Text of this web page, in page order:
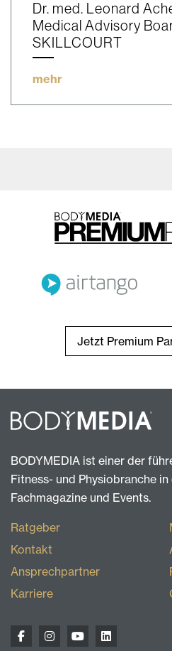
Dr. med. Leonard
Medical Advisory
SKILLCOURT
mehr
Jetzt Premium
BODYMEDIA ist einer der
Fitness- und Physiobranche
Fachmagazine und Events.
Ratgeber
Kontakt
Ansprechpartner
Karriere